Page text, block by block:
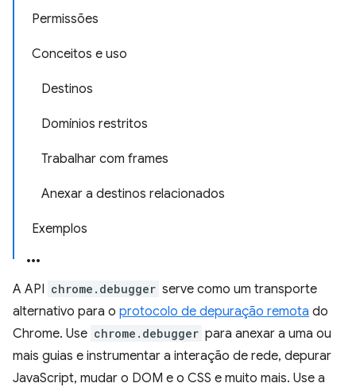
Permissões
Conceitos e uso
Destinos
Domínios restritos
Trabalhar com frames
Anexar a destinos relacionados
Exemplos
A API chrome.debugger serve como um transporte
alternativo para o protocolo de depuração remota do
Chrome. Use chrome.debugger para anexar a uma ou
mais guias e instrumentar a interação de rede, depurar
JavaScript, mudar o DOM e o CSS e muito mais. Use a